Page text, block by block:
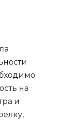
на
и